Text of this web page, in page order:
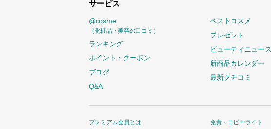
サービス
@cosme
（化粧品・美容の口コミ）
ランキング
ポイント・クーポン
ブログ
Q&A
ベストコスメ
プレゼント
ビューティニュース
新商品カレンダー
最新クチコミ
プレミアム会員とは
免責・コピーライト